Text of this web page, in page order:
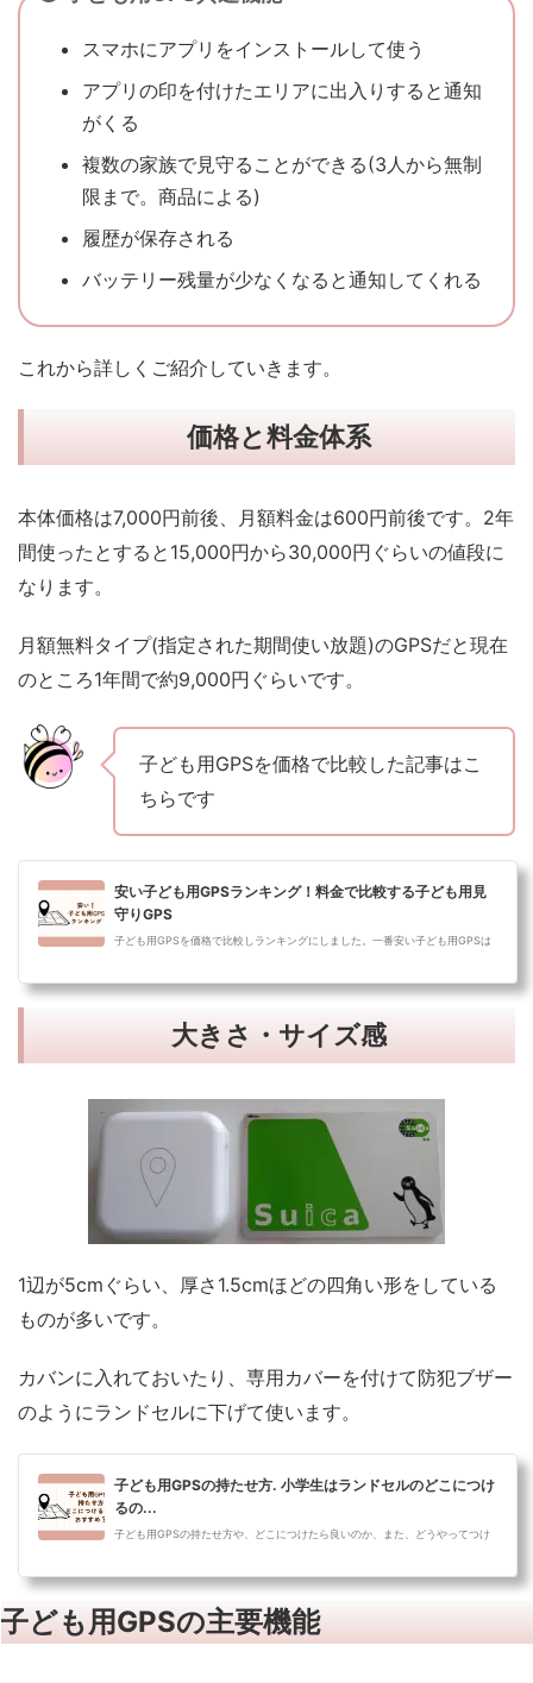
スマホにアプリをインストールして使う
アプリの印を付けたエリアに出入りすると通知
がくる
複数の家族で見守ることができる(3人から無制
限まで。商品による)
履歴が保存される
バッテリー残量が少なくなると通知してくれる
これから詳しくご紹介していきます。
価格と料金体系
本体価格は7,000円前後、月額料金は600円前後です。2年
間使ったとすると15,000円から30,000円ぐらいの値段に
なります。
月額無料タイプ(指定された期間使い放題)のGPSだと現在
のところ1年間で約9,000円ぐらいです。
子ども用GPSを価格で比較した記事はこ
ちらです
安い子ども用GPSランキング！料金で比較する子ども用見
守りGPS
子ども用GPSを価格で比較しランキングにしました。一番安い子ども用GPSは
GPS安さラ...
大きさ・サイズ感
1辺が5cmぐらい、厚さ1.5cmほどの四角い形をしている
ものが多いです。
カバンに入れておいたり、専用カバーを付けて防犯ブザー
のようにランドセルに下げて使います。
子ども用GPSの持たせ方. 小学生はランドセルのどこにつけ
るの...
子ども用GPSの持たせ方や、どこにつけたら良いのか、また、どうやってつけ
ども用GPS...
子ども用GPSの主要機能